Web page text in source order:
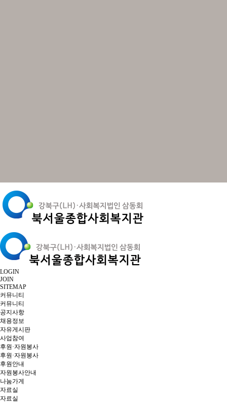
LOGIN
JOIN
SITEMAP
커뮤니티
커뮤니티
공지사항
채용정보
자유게시판
사업참여
후원·자원봉사
후원·자원봉사
후원안내
자원봉사안내
나눔가게
자료실
자료실